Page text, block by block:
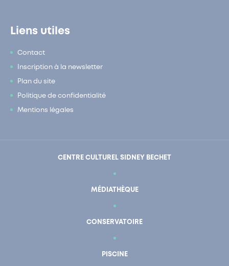
Liens utiles
Contact
Inscription à la newsletter
Plan du site
Politique de confidentialité
Mentions légales
CENTRE CULTUREL SIDNEY BECHET
MÉDIATHÈQUE
CONSERVATOIRE
PISCINE